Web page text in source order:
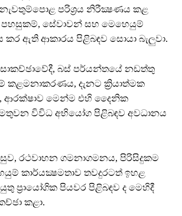
පරිශ්‍රය නිරීක්‍ෂණය කළ
සේවාවන් සහ මෙහෙයුම්
කර ඇති ආකාරය පිළිබඳව සොයා බැලුවා.
බස් පර්යන්තයේ නඩත්තු
කළමනාකරණය, දැනට ක්‍රියාත්මක
ආරක්ෂාව මෙන්ම එහි දෛනික
මතුවන විවිධ අභියෝග පිළිබඳව අවධානය
රථවාහන ගමනාගමනය, පිරිසිදුකම
කාර්යක්‍ෂමතාව තවදුරටත් ඉහළ
ප්‍රායෝගික පියවර පිළිබඳව ද මෙහිදී
කළා.